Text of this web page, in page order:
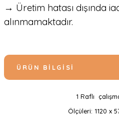
→ Üretim hatası dışında
alınmamaktadır.
ÜRÜN BILGISI
1 Raflı
Ölçüleri: 1120 x